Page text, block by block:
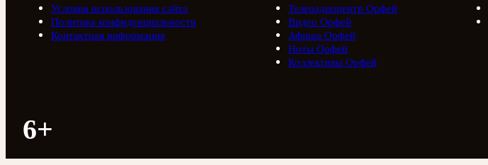
Телерадиоцентр Орфей
Видео Орфей
Афиша Орфей
Ноты Орфей
Коллективы Орфей
Условия использования сайта
Политика конфиденциальности
Контактная информация
6+